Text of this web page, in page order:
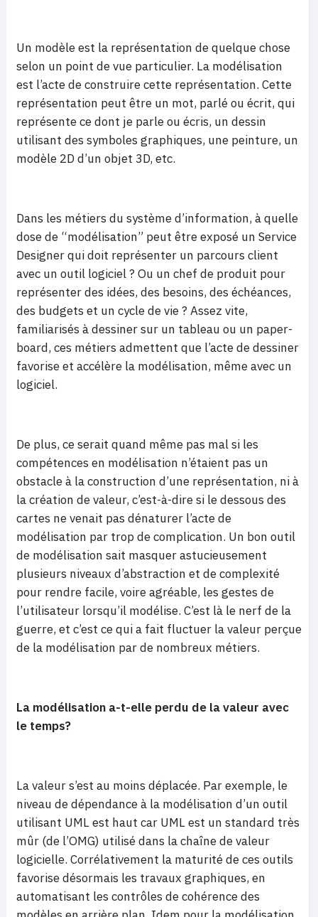
Un modèle est la représentation de quelque chose
selon un point de vue particulier. La modélisation
est l’acte de construire cette représentation. Cette
représentation peut être un mot, parlé ou écrit, qui
représente ce dont je parle ou écris, un dessin
utilisant des symboles graphiques, une peinture, un
modèle 2D d’un objet 3D, etc.
Dans les métiers du système d’information, à quelle
dose de “modélisation” peut être exposé un Service
Designer qui doit représenter un parcours client
avec un outil logiciel ? Ou un chef de produit pour
représenter des idées, des besoins, des échéances,
des budgets et un cycle de vie ? Assez vite,
familiarisés à dessiner sur un tableau ou un paper-
board, ces métiers admettent que l’acte de dessiner
favorise et accélère la modélisation, même avec un
logiciel.
De plus, ce serait quand même pas mal si les
compétences en modélisation n’étaient pas un
obstacle à la construction d’une représentation, ni à
la création de valeur, c’est-à-dire si le dessous des
cartes ne venait pas dénaturer l’acte de
modélisation par trop de complication. Un bon outil
de modélisation sait masquer astucieusement
plusieurs niveaux d’abstraction et de complexité
pour rendre facile, voire agréable, les gestes de
l’utilisateur lorsqu’il modélise. C’est là le nerf de la
guerre, et c’est ce qui a fait fluctuer la valeur perçue
de la modélisation par de nombreux métiers.
La modélisation a-t-elle perdu de la valeur avec
le temps?
La valeur s’est au moins déplacée. Par exemple, le
niveau de dépendance à la modélisation d’un outil
utilisant UML est haut car UML est un standard très
mûr (de l’OMG) utilisé dans la chaîne de valeur
logicielle. Corrélativement la maturité de ces outils
favorise désormais les travaux graphiques, en
automatisant les contrôles de cohérence des